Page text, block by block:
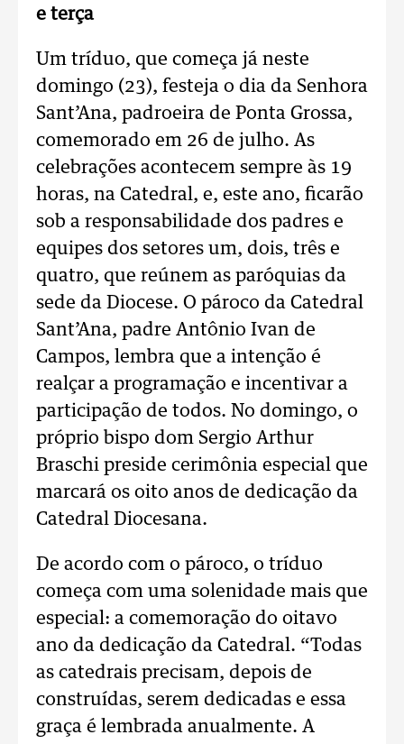
e terça
Um tríduo, que começa já neste
domingo (23), festeja o dia da Senhora
Sant’Ana, padroeira de Ponta Grossa,
comemorado em 26 de julho. As
celebrações acontecem sempre às 19
horas, na Catedral, e, este ano, ficarão
sob a responsabilidade dos padres e
equipes dos setores um, dois, três e
quatro, que reúnem as paróquias da
sede da Diocese. O pároco da Catedral
Sant’Ana, padre Antônio Ivan de
Campos, lembra que a intenção é
realçar a programação e incentivar a
participação de todos. No domingo, o
próprio bispo dom Sergio Arthur
Braschi preside cerimônia especial que
marcará os oito anos de dedicação da
Catedral Diocesana.
De acordo com o pároco, o tríduo
começa com uma solenidade mais que
especial: a comemoração do oitavo
ano da dedicação da Catedral. “Todas
as catedrais precisam, depois de
construídas, serem dedicadas e essa
graça é lembrada anualmente. A